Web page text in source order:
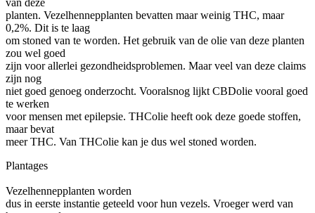
van deze
planten. Vezelhennepplanten bevatten maar weinig THC, maar
0,2%. Dit is te laag
om stoned van te worden. Het gebruik van de olie van deze planten
zou wel goed
zijn voor allerlei gezondheidsproblemen. Maar veel van deze claims
zijn nog
niet goed genoeg onderzocht. Vooralsnog lijkt CBDolie vooral goed
te werken
voor mensen met epilepsie. THColie heeft ook deze goede stoffen,
maar bevat
meer THC. Van THColie kan je dus wel stoned worden.
Plantages
Vezelhennepplanten worden
dus in eerste instantie geteeld voor hun vezels. Vroeger werd van